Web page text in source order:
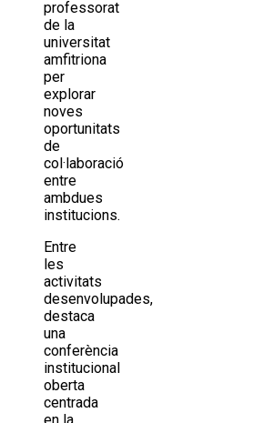
professorat
de la
universitat
amfitriona
per
explorar
noves
oportunitats
de
col·laboració
entre
ambdues
institucions.
Entre
les
activitats
desenvolupades,
destaca
una
conferència
institucional
oberta
centrada